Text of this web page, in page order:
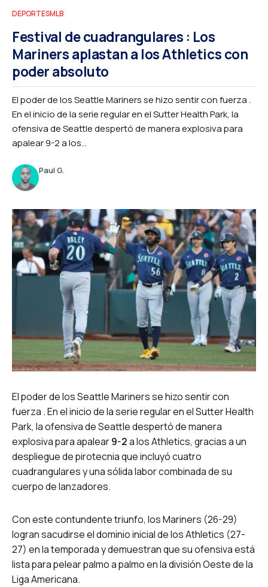
DEPORTESMLB
Festival de cuadrangulares : Los
Mariners aplastan a los Athletics con
poder absoluto
El poder de los Seattle Mariners se hizo sentir con fuerza .
En el inicio de la serie regular en el Sutter Health Park, la
ofensiva de Seattle despertó de manera explosiva para
apalear 9-2 a los...
Paul G.
El poder de los Seattle Mariners se hizo sentir con
fuerza . En el inicio de la serie regular en el Sutter Health
Park, la ofensiva de Seattle despertó de manera
explosiva para apalear9-2a los Athletics, gracias a un
despliegue de pirotecnia que incluyó cuatro
cuadrangulares y una sólida labor combinada de su
cuerpo de lanzadores.
Con este contundente triunfo, los Mariners (26-29)
logran sacudirse el dominio inicial de los Athletics (27-
27) en la temporada y demuestran que su ofensiva está
lista para pelear palmo a palmo en la división Oeste de la
Liga Americana.